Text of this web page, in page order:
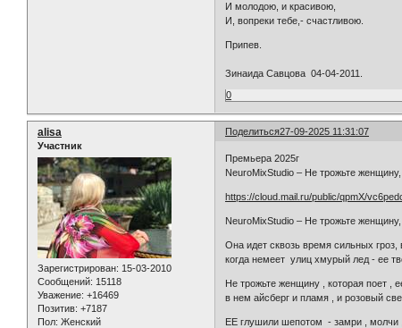
И молодою, и красивою,
И, вопреки тебе,- счастливою.
Припев.
Зинаида Савцова 04-04-2011.
0
Поделиться27-09-2025 11:31:07
alisa
Участник
Зарегистрирован: 15-03-2010
Сообщений: 15118
Уважение: +16469
Позитив: +7187
Пол: Женский
Премьера 2025г
NeuroMixStudio – Не трожьте женщину,
https://cloud.mail.ru/public/qpmX/
NeuroMixStudio – Не трожьте женщину,
Она идет сквозь время сильных
когда немеет улиц хмурый лед - ее
Не трожьте женщину , которая поет ,
в нем айсберг и пламя , и розовый
ЕЕ глушили шепотом - замри , молчи